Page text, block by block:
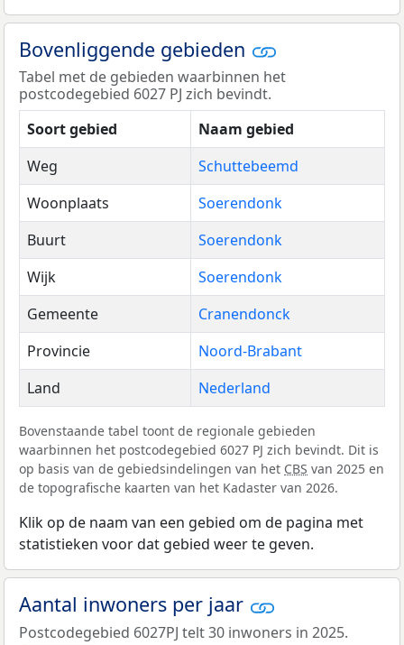
Bovenliggende gebieden
Tabel met de gebieden waarbinnen het
postcodegebied 6027 PJ zich bevindt.
Soort gebied
Naam gebied
Weg
Schuttebeemd
Woonplaats
Soerendonk
Buurt
Soerendonk
Wijk
Soerendonk
Gemeente
Cranendonck
Provincie
Noord-Brabant
Land
Nederland
Bovenstaande tabel toont de regionale gebieden
waarbinnen het postcodegebied 6027 PJ zich bevindt. Dit is
op basis van de gebiedsindelingen van het CBS van 2025 en
de topografische kaarten van het Kadaster van 2026.
Klik op de naam van een gebied om de pagina met
statistieken voor dat gebied weer te geven.
Aantal inwoners per jaar
Postcodegebied 6027PJ telt 30 inwoners in 2025.